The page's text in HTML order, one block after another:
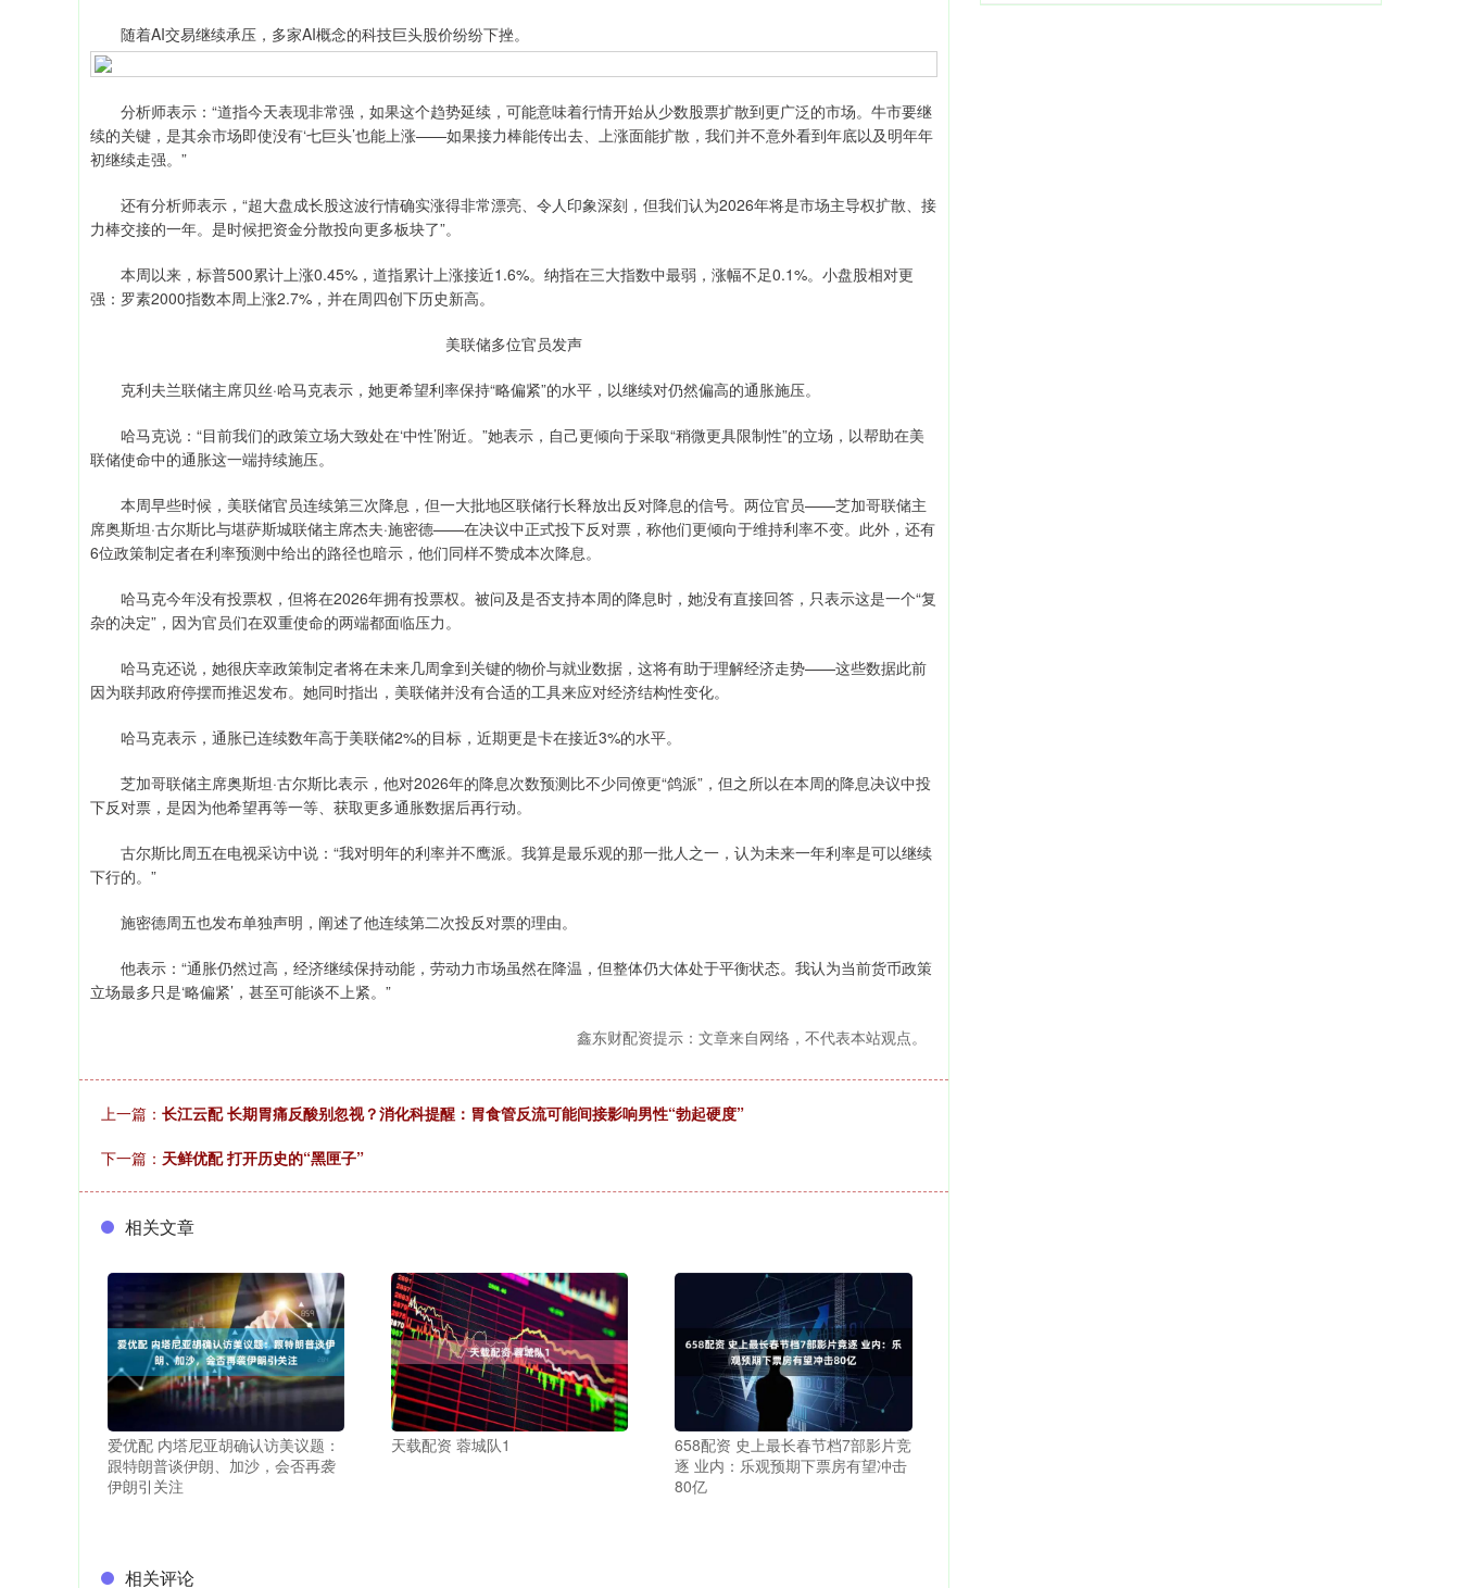
随着AI交易继续承压，多家AI概念的科技巨头股价纷纷下挫。
分析师表示：“道指今天表现非常强，如果这个趋势延续，可能意味着行情开始从少数股票扩散到更广泛的市场。牛市要继
续的关键，是其余市场即使没有‘七巨头’也能上涨——如果接力棒能传出去、上涨面能扩散，我们并不意外看到年底以及明年年
初继续走强。”
还有分析师表示，“超大盘成长股这波行情确实涨得非常漂亮、令人印象深刻，但我们认为2026年将是市场主导权扩散、接
力棒交接的一年。是时候把资金分散投向更多板块了”。
本周以来，标普500累计上涨0.45%，道指累计上涨接近1.6%。纳指在三大指数中最弱，涨幅不足0.1%。小盘股相对更
强：罗素2000指数本周上涨2.7%，并在周四创下历史新高。
美联储多位官员发声
克利夫兰联储主席贝丝·哈马克表示，她更希望利率保持“略偏紧”的水平，以继续对仍然偏高的通胀施压。
哈马克说：“目前我们的政策立场大致处在‘中性’附近。”她表示，自己更倾向于采取“稍微更具限制性”的立场，以帮助在美
联储使命中的通胀这一端持续施压。
本周早些时候，美联储官员连续第三次降息，但一大批地区联储行长释放出反对降息的信号。两位官员——芝加哥联储主
席奥斯坦·古尔斯比与堪萨斯城联储主席杰夫·施密德——在决议中正式投下反对票，称他们更倾向于维持利率不变。此外，还有
6位政策制定者在利率预测中给出的路径也暗示，他们同样不赞成本次降息。
哈马克今年没有投票权，但将在2026年拥有投票权。被问及是否支持本周的降息时，她没有直接回答，只表示这是一个“复
杂的决定”，因为官员们在双重使命的两端都面临压力。
哈马克还说，她很庆幸政策制定者将在未来几周拿到关键的物价与就业数据，这将有助于理解经济走势——这些数据此前
因为联邦政府停摆而推迟发布。她同时指出，美联储并没有合适的工具来应对经济结构性变化。
哈马克表示，通胀已连续数年高于美联储2%的目标，近期更是卡在接近3%的水平。
芝加哥联储主席奥斯坦·古尔斯比表示，他对2026年的降息次数预测比不少同僚更“鸽派”，但之所以在本周的降息决议中投
下反对票，是因为他希望再等一等、获取更多通胀数据后再行动。
古尔斯比周五在电视采访中说：“我对明年的利率并不鹰派。我算是最乐观的那一批人之一，认为未来一年利率是可以继续
下行的。”
施密德周五也发布单独声明，阐述了他连续第二次投反对票的理由。
他表示：“通胀仍然过高，经济继续保持动能，劳动力市场虽然在降温，但整体仍大体处于平衡状态。我认为当前货币政策
立场最多只是‘略偏紧’，甚至可能谈不上紧。”
鑫东财配资提示：文章来自网络，不代表本站观点。
上一篇： 长江云配 长期胃痛反酸别忽视？消化科提醒：胃食管反流可能间接影响男性“勃起硬度”
下一篇： 天鲜优配 打开历史的“黑匣子”
相关文章
爱优配 内塔尼亚胡确认访美议题：
跟特朗普谈伊朗、加沙，会否再袭
伊朗引关注
天载配资 蓉城队1
658配资 史上最长春节档7部影片竞
逐 业内：乐观预期下票房有望冲击
80亿
相关评论